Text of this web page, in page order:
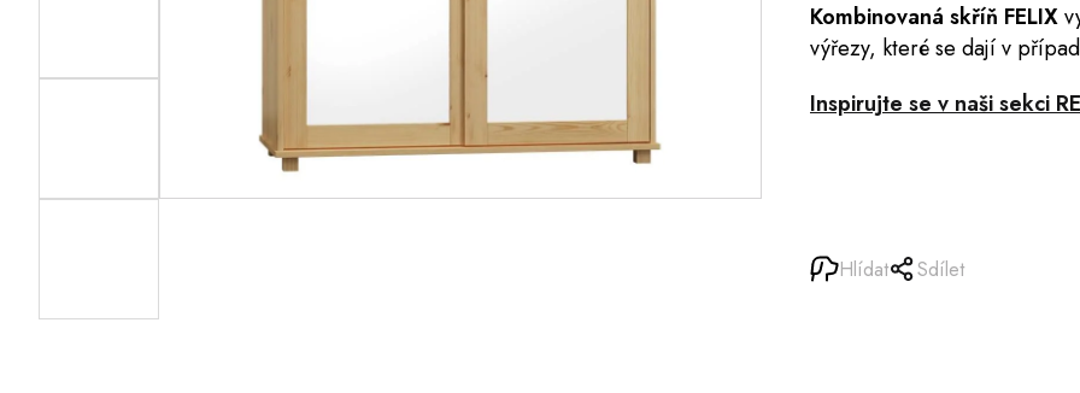
Kombinovaná skříň FELIX
výřezy, které se dají v
Inspirujte se v naši sekci
Hlídat Sdílet